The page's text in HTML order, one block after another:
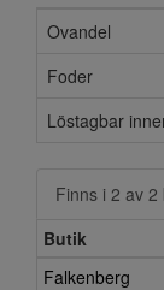
Ovandel
Foder
Löstagbar
Finns i 2 av 2
Butik
Falkenberg